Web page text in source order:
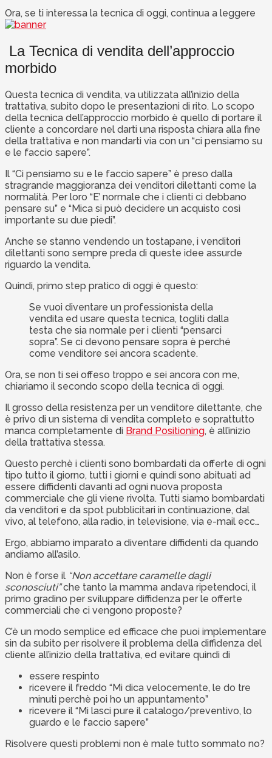
Ora, se ti interessa la tecnica di oggi, continua a leggere
La Tecnica di vendita dell’approccio
morbido
Questa tecnica di vendita, va utilizzata all’inizio della
trattativa, subito dopo le presentazioni di rito. Lo scopo
della tecnica dell’approccio morbido è quello di portare il
cliente a concordare nel darti una risposta chiara alla fine
della trattativa e non mandarti via con un “ci pensiamo su
e le faccio sapere”.
Il “Ci pensiamo su e le faccio sapere” è preso dalla
stragrande maggioranza dei venditori dilettanti come la
normalità. Per loro “E’ normale che i clienti ci debbano
pensare su” e “Mica si può decidere un acquisto così
importante su due piedi”.
Anche se stanno vendendo un tostapane, i venditori
dilettanti sono sempre preda di queste idee assurde
riguardo la vendita.
Quindi, primo step pratico di oggi è questo:
Se vuoi diventare un professionista della
vendita ed usare questa tecnica, togliti dalla
testa che sia normale per i clienti “pensarci
sopra”. Se ci devono pensare sopra è perché
come venditore sei ancora scadente.
Ora, se non ti sei offeso troppo e sei ancora con me,
chiariamo il secondo scopo della tecnica di oggi.
Il grosso della resistenza per un venditore dilettante, che
è privo di un sistema di vendita completo e soprattutto
manca completamente di Brand Positioning, è all’inizio
della trattativa stessa.
Questo perchè i clienti sono bombardati da offerte di ogni
tipo tutto il giorno, tutti i giorni e quindi sono abituati ad
essere diffidenti davanti ad ogni nuova proposta
commerciale che gli viene rivolta. Tutti siamo bombardati
da venditori e da spot pubblicitari in continuazione, dal
vivo, al telefono, alla radio, in televisione, via e-mail ecc…
Ergo, abbiamo imparato a diventare diffidenti da quando
andiamo all’asilo.
Non è forse il “Non accettare caramelle dagli
sconosciuti”che tanto la mamma andava ripetendoci, il
primo gradino per sviluppare diffidenza per le offerte
commerciali che ci vengono proposte?
C’è un modo semplice ed efficace che puoi implementare
sin da subito per risolvere il problema della diffidenza del
cliente all’inizio della trattativa, ed evitare quindi di
essere respinto
ricevere il freddo “Mi dica velocemente, le do tre
minuti perchè poi ho un appuntamento”
ricevere il “Mi lasci pure il catalogo/preventivo, lo
guardo e le faccio sapere”
Risolvere questi problemi non è male tutto sommato no?